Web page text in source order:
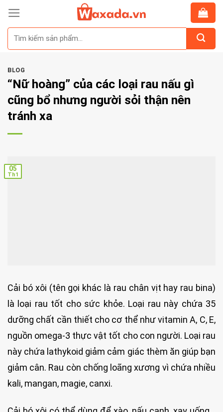
Skip
content
BLOG
“Nữ hoàng” của các loại rau nấu gì
cũng bổ nhưng người sỏi thận nên
tránh xa
05
Th1
Cải bó xôi (tên gọi khác là rau chân vịt hay rau bina)
là loại rau tốt cho sức khỏe. Loại rau này chứa 35
dưỡng chất cần thiết cho cơ thể như vitamin A, C, E,
nguồn omega-3 thực vật tốt cho con người. Loại rau
này chứa lathykoid giảm cảm giác thèm ăn giúp bạn
giảm cân. Rau còn chống loãng xương vì chứa nhiều
kali, mangan, magie, canxi.